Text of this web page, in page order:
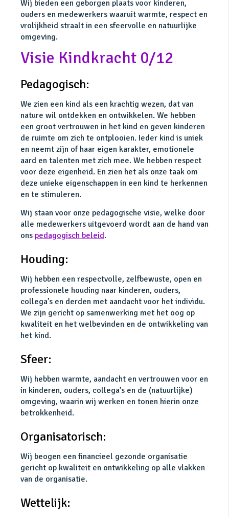
Wij bieden een geborgen plaats voor kinderen,
ouders en medewerkers waaruit warmte, respect en
vrolijkheid straalt in een sfeervolle en natuurlijke
omgeving.
Visie Kindkracht 0/12
Pedagogisch:
We zien een kind als een krachtig wezen, dat van
nature wil ontdekken en ontwikkelen. We hebben
een groot vertrouwen in het kind en geven kinderen
de ruimte om zich te ontplooien. Ieder kind is uniek
en neemt zijn of haar eigen karakter, emotionele
aard en talenten met zich mee. We hebben respect
voor deze eigenheid. En zien het als onze taak om
deze unieke eigenschappen in een kind te herkennen
en te stimuleren.
Wij staan voor onze pedagogische visie, welke door
alle medewerkers uitgevoerd wordt aan de hand van
ons pedagogisch beleid.
Houding:
Wij hebben een respectvolle, zelfbewuste, open en
professionele houding naar kinderen, ouders,
collega’s en derden met aandacht voor het individu.
We zijn gericht op samenwerking met het oog op
kwaliteit en het welbevinden en de ontwikkeling van
het kind.
Sfeer:
Wij hebben warmte, aandacht en vertrouwen voor en
in kinderen, ouders, collega’s en de (natuurlijke)
omgeving, waarin wij werken en tonen hierin onze
betrokkenheid.
Organisatorisch:
Wij beogen een financieel gezonde organisatie
gericht op kwaliteit en ontwikkeling op alle vlakken
van de organisatie.
Wettelijk: